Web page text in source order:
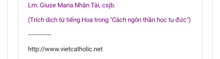
Lm. Giuse Maria Nhân Tài, csjb.
(Trích dịch từ tiếng Hoa trong "Cách ngôn thần học tu đức")
------------
http://www.vietcatholic.net